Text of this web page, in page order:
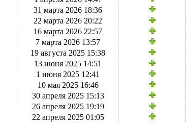
31 марта 2026 18:36
22 марта 2026 20:22
16 марта 2026 22:57
7 марта 2026 13:57
19 августа 2025 15:38
13 июня 2025 14:51
1 июня 2025 12:41
10 мая 2025 16:46
30 апреля 2025 15:13
26 апреля 2025 19:19
22 апреля 2025 01:05